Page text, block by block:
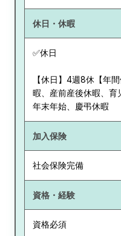
休日・休暇
✅休日
【休日】4週8休【年
暇、産前産後休暇、育
年末年始、慶弔休暇
加入保険
社会保険完備
資格・経験
資格必須